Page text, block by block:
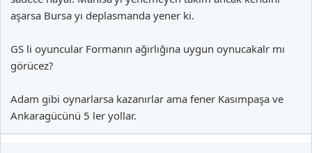
aşarsa Bursa yı deplasmanda yener ki.
GS li oyuncular Formanın ağırlığına uygun oynucakalr mı
görücez?
Adam gibi oynarlarsa kazanırlar ama fener Kasımpaşa ve
Ankaragücünü 5 ler yollar.